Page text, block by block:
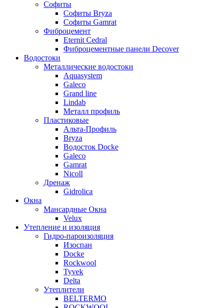
Софиты
Софиты Bryza
Софиты Gamrat
Фиброцемент
Eternit Cedral
Фиброцементные панели Decover
Водостоки
Металлические водостоки
Aquasystem
Galeco
Grand line
Lindab
Металл профиль
Пластиковые
Альта-Профиль
Bryza
Водосток Docke
Galeco
Gamrat
Nicoll
Дренаж
Gidrolica
Окна
Мансардные Окна
Velux
Утепление и изоляция
Гидро-пароизоляция
Изоспан
Docke
Rockwool
Tyvek
Delta
Утеплители
BELTERMO